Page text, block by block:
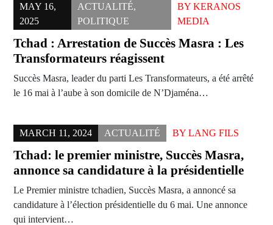
MAY 16,
2025
ACTUALITÉ,
POLITIQUE
BY KERANOS
MEDIA
Tchad : Arrestation de Succès Masra : Les
Transformateurs réagissent
Succès Masra, leader du parti Les Transformateurs, a été arrêté
le 16 mai à l’aube à son domicile de N’Djaména…
MARCH 11, 2024 ACTUALITÉ BY LANG FILS
Tchad: le premier ministre, Succès Masra,
annonce sa candidature à la présidentielle
Le Premier ministre tchadien, Succès Masra, a annoncé sa
candidature à l’élection présidentielle du 6 mai. Une annonce
qui intervient…